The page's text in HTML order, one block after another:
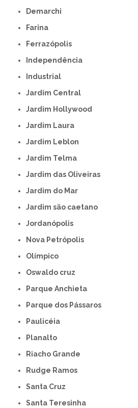
Demarchi
Farina
Ferrazópolis
Independência
Industrial
Jardim Central
Jardim Hollywood
Jardim Laura
Jardim Leblon
Jardim Telma
Jardim das Oliveiras
Jardim do Mar
Jardim são caetano
Jordanópolis
Nova Petrópolis
Olímpico
Oswaldo cruz
Parque Anchieta
Parque dos Pássaros
Paulicéia
Planalto
Riacho Grande
Rudge Ramos
Santa Cruz
Santa Teresinha